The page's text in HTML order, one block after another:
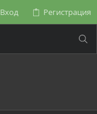
Вход Регистрация